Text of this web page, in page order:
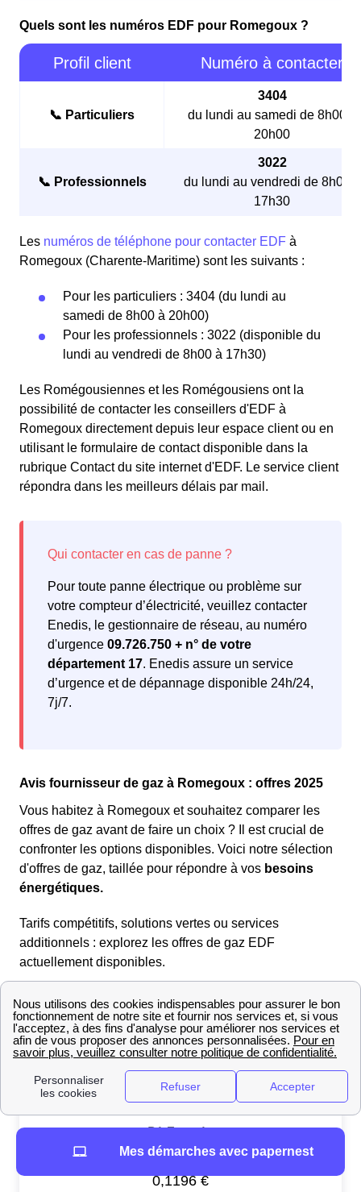
Quels sont les numéros EDF pour Romegoux ?
Profil client Numéro à contacter
📞 Particuliers
3404
du lundi au samedi de 8h00 à
20h00
📞 Professionnels
3022
du lundi au vendredi de 8h00 à
17h30
Les numéros de téléphone pour contacter EDF à
Romegoux (Charente-Maritime) sont les suivants :
Pour les particuliers : 3404 (du lundi au
samedi de 8h00 à 20h00)
Pour les professionnels : 3022 (disponible du
lundi au vendredi de 8h00 à 17h30)
Les Romégousiennes et les Romégousiens ont la
possibilité de contacter les conseillers d'EDF à
Romegoux directement depuis leur espace client ou en
utilisant le formulaire de contact disponible dans la
rubrique Contact du site internet d'EDF. Le service client
répondra dans les meilleurs délais par mail.
Pour toute panne électrique ou problème sur
votre compteur d’électricité, veuillez contacter
Enedis, le gestionnaire de réseau, au numéro
d'urgence 09.726.750 + n° de votre
département 17. Enedis assure un service
d’urgence et de dépannage disponible 24h/24,
7j/7.
Avis fournisseur de gaz à Romegoux : offres 2025
Vous habitez à Romegoux et souhaitez comparer les
offres de gaz avant de faire un choix ? Il est crucial de
confronter les options disponibles. Voici notre sélection
d'offres de gaz, taillée pour répondre à vos besoins
énergétiques.
Tarifs compétitifs, solutions vertes ou services
additionnels : explorez les offres de gaz EDF
actuellement disponibles.
Mes démarches avec papernest